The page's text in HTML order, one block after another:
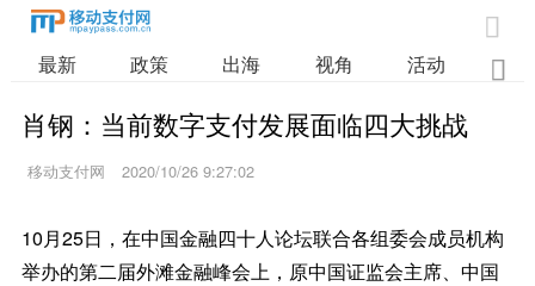

最新 政策 出海 视角 活动 业

肖钢：当前数字支付发展面临四大挑战
移动支付网 2020/10/26 9:27:02
10月25日，在中国金融四十人论坛联合各组委会成员机构
举办的第二届外滩金融峰会上，原中国证监会主席、中国